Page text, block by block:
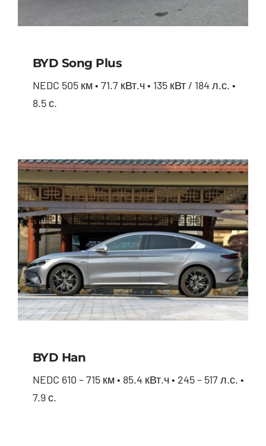
BYD Song Plus
NEDC 505 км • 71.7 кВт.ч • 135 кВт / 184 л.с. •
8.5 с.
BYD Han
NEDC 610 – 715 км • 85.4 кВт.ч • 245 – 517 л.с. •
7.9 с.